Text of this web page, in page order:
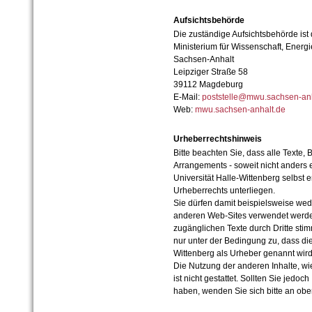
Aufsichtsbehörde
Die zuständige Aufsichtsbehörde ist
Ministerium für Wissenschaft,
Sachsen-Anhalt
Leipziger Straße 58
39112 Magdeburg
E-Mail: poststelle@mwu.sachsen-
Web: mwu.sachsen-anhalt.de
Urheberrechtshinweis
Bitte beachten Sie, dass alle Texte,
Arrangements - soweit nicht anders
Universität Halle-Wittenberg selbst
Urheberrechts unterliegen.
Sie dürfen damit beispielsweise
anderen Web-Sites verwendet
zugänglichen Texte durch Dritte
nur unter der Bedingung zu, dass
Wittenberg als Urheber genannt
Die Nutzung der anderen Inhalte,
ist nicht gestattet. Sollten Sie
haben, wenden Sie sich bitte an